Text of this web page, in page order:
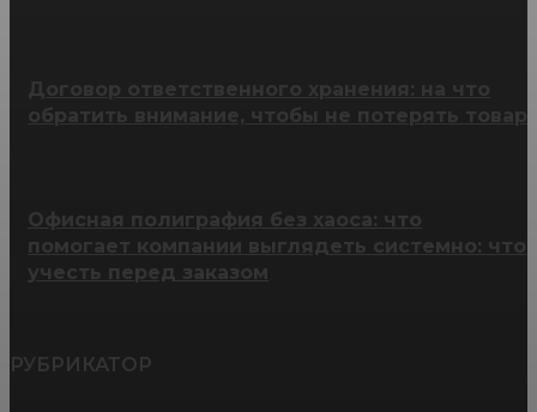
обратить внимание, чтобы не потерять товар
Офисная полиграфия без хаоса: что
помогает компании выглядеть системно: что
учесть перед заказом
РУБРИКАТОР